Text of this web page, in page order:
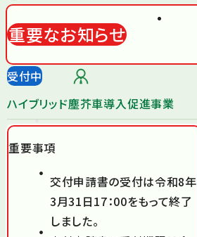
重要なお知らせ
受付中
ハイブリッド塵芥車導入促進事業
重要事項
交付申請書の受付は令和8年
3月31日17：00をもって終了
しました。